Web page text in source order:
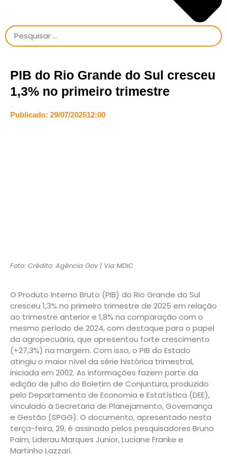
PIB do Rio Grande do Sul cresceu
1,3% no primeiro trimestre
Publicado: 29/07/202512:00
Foto: Crédito: Agência Gov | Via MDIC
O Produto Interno Bruto (PIB) do Rio Grande do Sul
cresceu 1,3% no primeiro trimestre de 2025 em relação
ao trimestre anterior e 1,8% na comparação com o
mesmo período de 2024, com destaque para o papel
da agropecuária, que apresentou forte crescimento
(+27,3%) na margem. Com isso, o PIB do Estado
atingiu o maior nível da série histórica trimestral,
iniciada em 2002. As informações fazem parte da
edição de julho do Boletim de Conjuntura, produzido
pelo Departamento de Economia e Estatística (DEE),
vinculado à Secretaria de Planejamento, Governança
e Gestão (SPGG). O documento, apresentado nesta
terça-feira, 29, é assinado pelos pesquisadores Bruno
Paim, Liderau Marques Junior, Luciane Franke e
Martinho Lazzari.